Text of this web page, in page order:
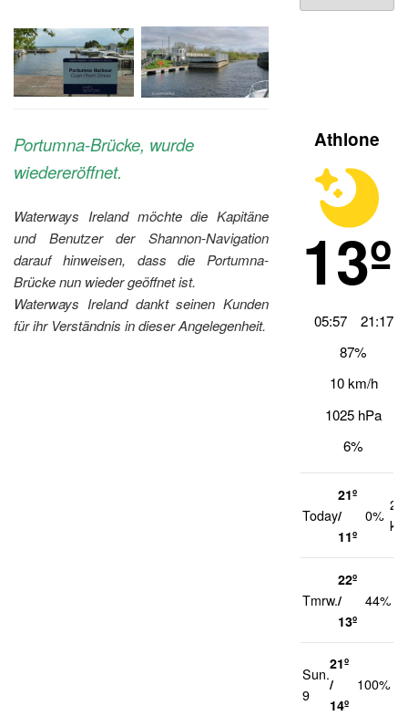
Portumna-Brücke, wurde
wiedereröffnet.
Waterways Ireland möchte die Kapitäne
und Benutzer der Shannon-Navigation
darauf hinweisen, dass die Portumna-
Brücke nun wieder geöffnet ist.
Waterways Ireland dankt seinen Kunden
für ihr Verständnis in dieser Angelegenheit.
Athlone
13º
05:57
21:17
87%
10 km/h
1025 hPa
6%
Today
21º
/
11º
0%
20
Tmrw.
22º
/
13º
44%
Sun.
9
21º
/
14º
100%